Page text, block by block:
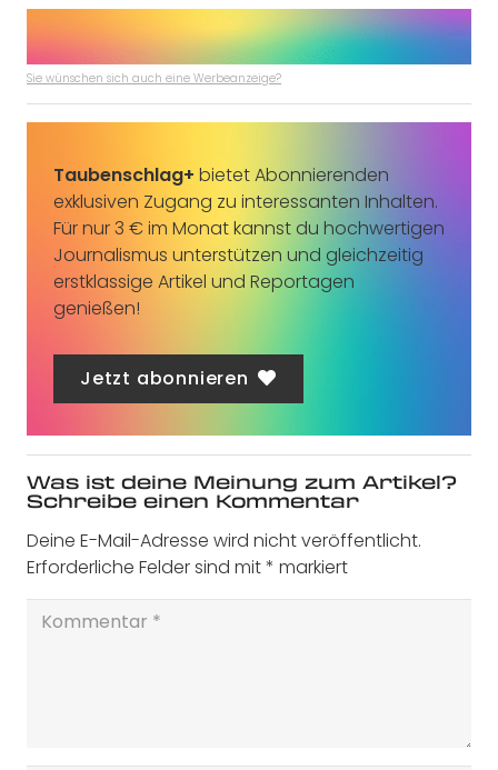
Sie wünschen sich auch eine Werbeanzeige?
Taubenschlag+ bietet Abonnierenden
exklusiven Zugang zu interessanten Inhalten.
Für nur 3 € im Monat kannst du hochwertigen
Journalismus unterstützen und gleichzeitig
erstklassige Artikel und Reportagen
genießen!
Jetzt abonnieren
Was ist deine Meinung zum Artikel?
Schreibe einen Kommentar
Deine E-Mail-Adresse wird nicht veröffentlicht.
Erforderliche Felder sind mit* markiert